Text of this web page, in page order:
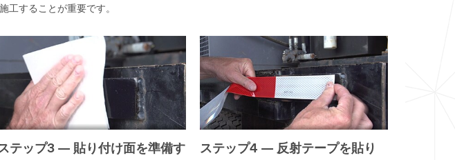
工することが重要です。
テップ3 — 貼り付け面を準備す
ステップ4 — 反射テープを貼り